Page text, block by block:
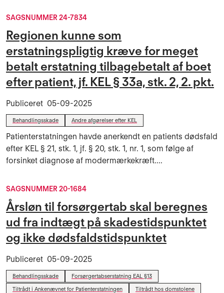
SAGSNUMMER 24-7834
Regionen kunne som
erstatningspligtig kræve for meget
betalt erstatning tilbagebetalt af boet
efter patient, jf. KEL § 33a, stk. 2, 2. pkt.
Publiceret 05-09-2025
Behandlingsskade Andre afgørelser efter KEL
Patienterstatningen havde anerkendt en patients dødsfald
efter KEL § 21, stk. 1, jf. § 20, stk. 1, nr. 1, som følge af
forsinket diagnose af modermærkekræft....
SAGSNUMMER 20-1684
Årsløn til forsørgertab skal beregnes
ud fra indtægt på skadestidspunktet
og ikke dødsfaldstidspunktet
Publiceret 05-09-2025
Behandlingsskade
Forsørgertabserstatning EAL §13
Tiltrådt i Ankenævnet for Patienterstatningen
Tiltrådt hos domstolene